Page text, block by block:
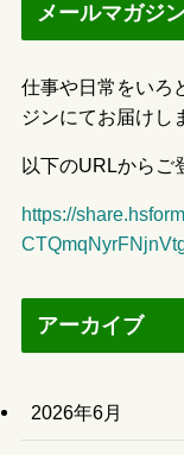
メールマガジ
仕事や日常をいろ
ジンにてお届けし
以下のURLからご
https://
アーカイブ
2026年6月